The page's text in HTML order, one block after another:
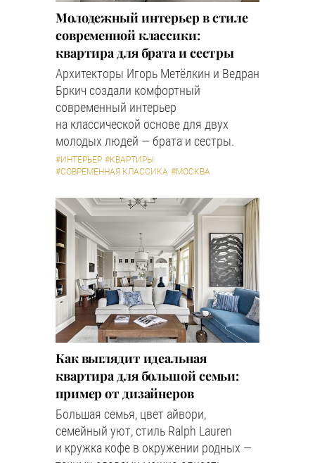
Молодежный интерьер в стиле
современной классики:
квартира для брата и сестры
Архитекторы Игорь Метёлкин и Ведран
Бркич создали комфортный
современный интерьер
на классической основе для двух
молодых людей — брата и сестры.
#ИНТЕРЬЕР #КВАРТИРЫ
#СОВРЕМЕННАЯ КЛАССИКА #МОСКВА
Как выглядит идеальная
квартира для большой семьи:
пример от дизайнеров
Большая семья, цвет айвори,
семейный уют, стиль Ralph Lauren
и кружка кофе в окружении родных —